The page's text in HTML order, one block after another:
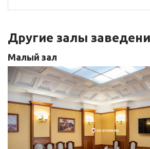
Другие залы
Малый зал